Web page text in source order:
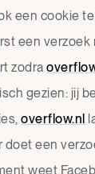
een cookie
een verzoek
zodra
gezien: jij
overflow.nl
doet een
weet